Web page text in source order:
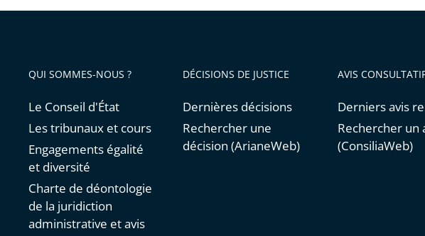
QUI SOMMES-NOUS ?
Le Conseil d'État
Les tribunaux et cours
Engagements égalité
et diversité
Charte de déontologie
de la juridiction
administrative et avis
DÉCISIONS DE JUSTICE
Dernières décisions
Rechercher une
décision (ArianeWeb)
AVIS
Derniers avis
Rechercher un
(ConsiliaWeb)